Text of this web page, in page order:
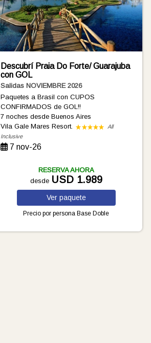
Descubrí Praia Do Forte/ Guarajuba
con GOL
Salidas NOVIEMBRE 2026
Paquetes a Brasil con CUPOS
CONFIRMADOS de GOL!!
7 noches desde Buenos Aires
Vila Gale Mares Resort.
All
Inclusive
7 nov-26
RESERVA AHORA
desde USD 1.989
Ver paquete
Precio por persona Base Doble